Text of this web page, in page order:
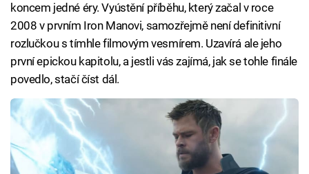
koncem jedné éry. Vyústění příběhu, který začal v roce
2008 v prvním Iron Manovi, samozřejmě není definitivní
rozlučkou s tímhle filmovým vesmírem. Uzavírá ale jeho
první epickou kapitolu, a jestli vás zajímá, jak se tohle finále
povedlo, stačí číst dál.